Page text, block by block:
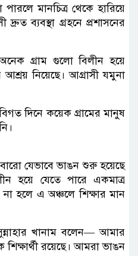
মানচিত্র থেকে হারিয়ে
ব্যবস্থা গ্রহনে প্রশাসনের
অনেক গ্রাম গুলো বিলীন হয়ে
আশ্রয় নিয়েছে। আগ্রাসী যমুনা
দিনে কয়েক গ্রামের মানুষ
যেভাবে ভাঙন শুরু হয়েছে
হয়ে যেতে পারে একমাত্র
না হলে এ অঞ্চলে শিক্ষার মান
খানাম বলেন— আমার
রয়েছে। আমরা ভাঙন